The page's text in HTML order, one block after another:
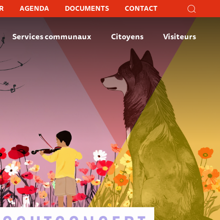
AGENDA DOCUMENTS CONTACT
Services communaux Citoyens Visiteurs